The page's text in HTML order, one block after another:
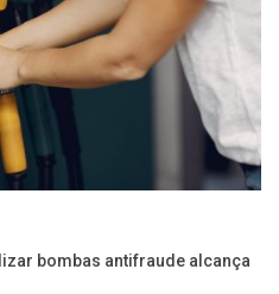
bombas antifraude alcança